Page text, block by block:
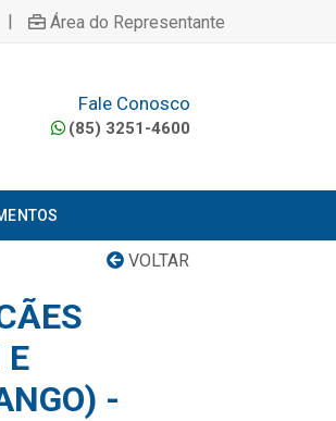
| Área do Representante
Fale Conosco
(85) 3251-4600
VOLTAR
E
-